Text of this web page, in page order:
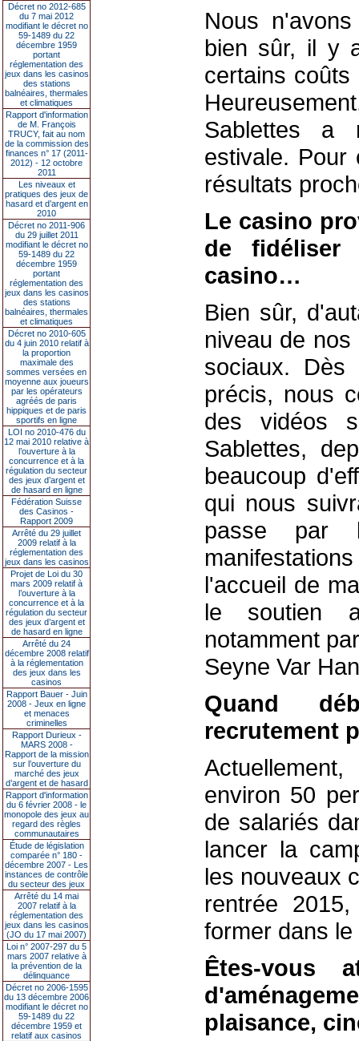
Décret no 2012-685
du 7 mai 2012
modifiant le décret no
59-1489 du 22
décembre 1959
portant
réglementation des
jeux dans les casinos
des stations
balnéaires, thermales
et climatiques
Rapport d'information
de M. François
TRUCY, fait au nom
de la commission des
finances n° 17 (2011-
2012) - 12 octobre
2011
Les niveaux et
pratiques des jeux de
hasard et d’argent en
2010
Décret no 2011-906
du 29 juillet 2011
modifiant le décret no
59-1489 du 22
décembre 1959
portant
réglementation des
jeux dans les casinos
des stations
balnéaires, thermales
et climatiques
Décret no 2010-605
du 4 juin 2010 relatif à
la proportion
maximale des
sommes versées en
moyenne aux joueurs
par les opérateurs
agréés de paris
hippiques et de paris
sportifs en ligne
LOI no 2010-476 du
12 mai 2010 relative à
l’ouverture à la
concurrence et à la
régulation du secteur
des jeux d’argent et
de hasard en ligne
Fédération Suisse
des Casinos -
Rapport 2009
Arrêté du 29 juillet
2009 relatif à la
réglementation des
jeux dans les casinos
Projet de Loi du 30
mars 2009 relatif à
l’ouverture à la
concurrence et à la
régulation du secteur
des jeux d’argent et
de hasard en ligne
Arrêté du 24
décembre 2008 relatif
à la réglementation
des jeux dans les
casinos
Rapport Bauer - Juin
2008 - Jeux en ligne
et menaces
criminelles
Rapport Durieux -
MARS 2008 -
Rapport de la mission
sur l’ouverture du
marché des jeux
d’argent et de hasard
Rapport d'information
du 6 février 2008 - le
monopole des jeux au
regard des règles
communautaires
Étude de législation
comparée n° 180 -
décembre 2007 - Les
instances de contrôle
du secteur des jeux
Arrêté du 14 mai
2007 relatif à la
réglementation des
jeux dans les casinos
(JO du 17 mai 2007)
Loi n° 2007-297 du 5
mars 2007 relative à
la prévention de la
délinquance
Décret no 2006-1595
du 13 décembre 2006
modifiant le décret no
59-1489 du 22
décembre 1959 et
relatif aux casinos
Nous
bien sûr, il y
certains
Sablettes a
estivale. Pour
résultats
Le casino
de
casino…
Bien sûr,
niveau de
sociaux. Dès
précis, nous
des vidéos
Sablettes,
beaucoup
qui nous
passe par
l'accueil de
le soutien
notamment
Seyne Var
Quand
recrutement
environ 50
de salariés
lancer la
les nouveaux
rentrée
former dans
Êtes-vous
plaisance,